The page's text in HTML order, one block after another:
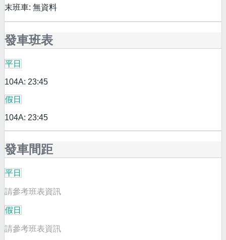
末班車: 無資料
發車班表
平日
104A: 23:45
假日
104A: 23:45
發車間距
平日
請參考班表資訊
假日
請參考班表資訊